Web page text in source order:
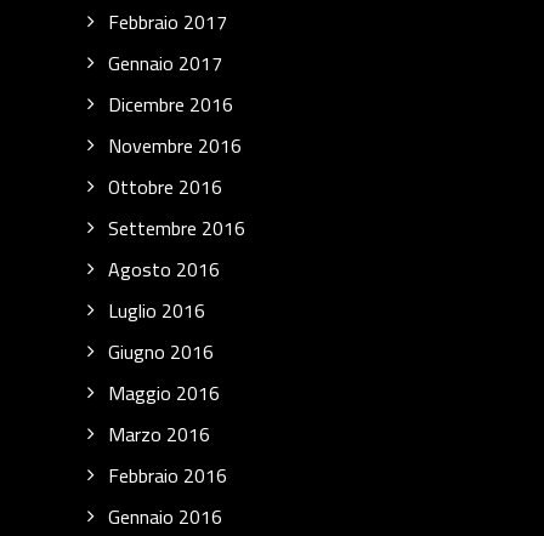
Febbraio 2017
Gennaio 2017
Dicembre 2016
Novembre 2016
Ottobre 2016
Settembre 2016
Agosto 2016
Luglio 2016
Giugno 2016
Maggio 2016
Marzo 2016
Febbraio 2016
Gennaio 2016